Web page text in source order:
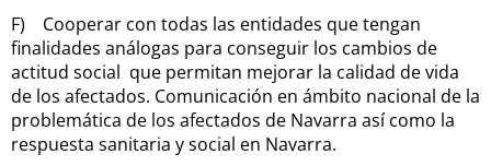
F) Cooperar con todas las entidades que tengan
finalidades análogas para conseguir los cambios de
actitud social que permitan mejorar la calidad de vida
de los afectados. Comunicación en ámbito nacional de la
problemática de los afectados de Navarra así como la
respuesta sanitaria y social en Navarra.